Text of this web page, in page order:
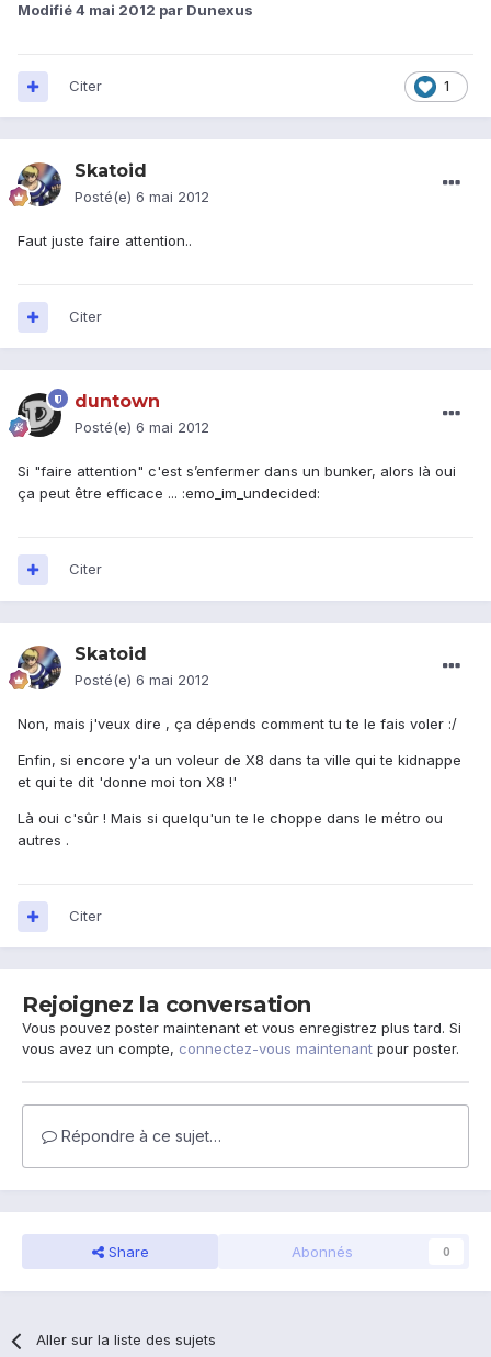
Modifié4 mai 2012 par Dunexus
1
Citer
Skatoid
Posté(e) 6 mai 2012
Faut juste faire attention..
Citer
duntown
Posté(e) 6 mai 2012
Si "faire attention" c'est s’enfermer dans un bunker, alors là oui
ça peut être efficace ... :emo_im_undecided:
Citer
Skatoid
Posté(e) 6 mai 2012
Non, mais j'veux dire , ça dépends comment tu te le fais voler :/
Enfin, si encore y'a un voleur de X8 dans ta ville qui te kidnappe
et qui te dit 'donne moi ton X8 !'
Là oui c'sûr ! Mais si quelqu'un te le choppe dans le métro ou
autres .
Citer
Rejoignez la conversation
Vous pouvez poster maintenant et vous enregistrez plus tard. Si
vous avez un compte, connectez-vous maintenant pour poster.
Répondre à ce sujet…
Share Abonnés 0
Aller sur la liste des sujets